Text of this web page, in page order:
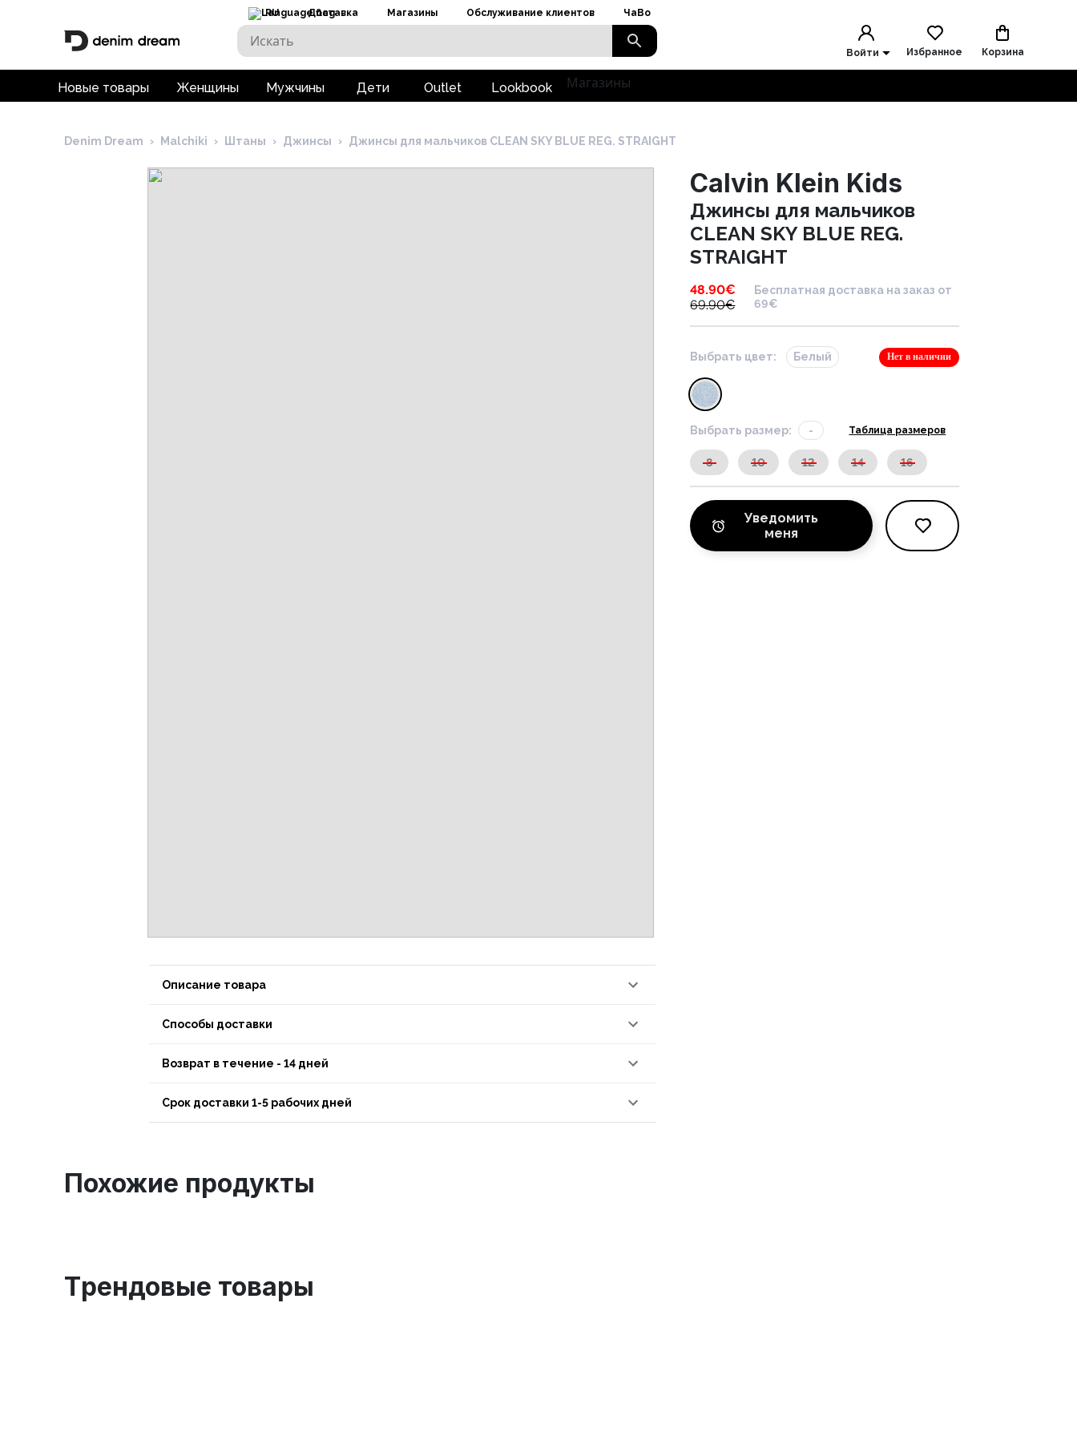
RU Доставка Магазины Обслуживание клиентов ЧаВо
Войти Избранное Корзина
Новые товары Женщины Мужчины Дети Outlet Lookbook Магазины
Denim Dream › Malchiki › Штаны › Джинсы › Джинсы для мальчиков CLEAN SKY BLUE REG. STRAIGHT
Описание товара
Способы доставки
Возврат в течение - 14 дней
Срок доставки 1-5 рабочих дней
Calvin Klein Kids
Джинсы для мальчиков
CLEAN SKY BLUE REG.
STRAIGHT
48.90€
69.90€
Бесплатная доставка на заказ от
69€
Выбрать цвет: Белый Нет в наличии
Выбрать размер: - Таблица размеров
8 10 12 14 16
Уведомить
меня
Похожие продукты
Tрендовые товары